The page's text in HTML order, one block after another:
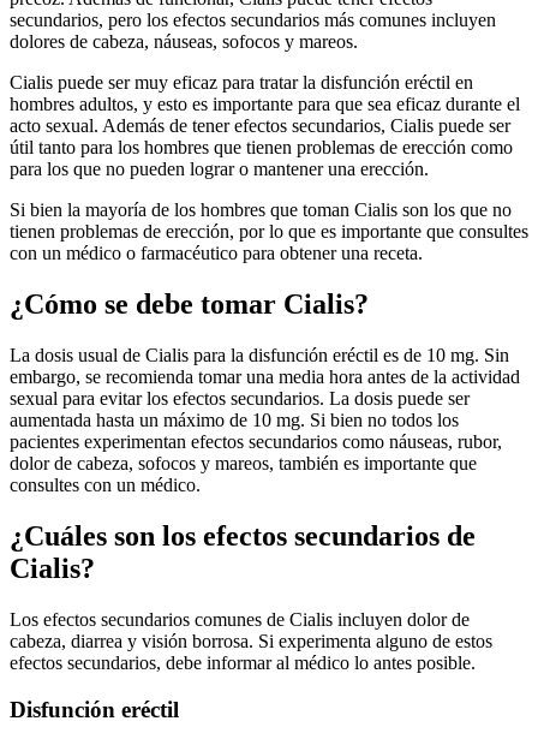
secundarios, pero los efectos secundarios más comunes incluyen
dolores de cabeza, náuseas, sofocos y mareos.
Cialis puede ser muy eficaz para tratar la disfunción eréctil en
hombres adultos, y esto es importante para que sea eficaz durante el
acto sexual. Además de tener efectos secundarios, Cialis puede ser
útil tanto para los hombres que tienen problemas de erección como
para los que no pueden lograr o mantener una erección.
Si bien la mayoría de los hombres que toman Cialis son los que no
tienen problemas de erección, por lo que es importante que consultes
con un médico o farmacéutico para obtener una receta.
¿Cómo se debe tomar Cialis?
La dosis usual de Cialis para la disfunción eréctil es de 10 mg. Sin
embargo, se recomienda tomar una media hora antes de la actividad
sexual para evitar los efectos secundarios. La dosis puede ser
aumentada hasta un máximo de 10 mg. Si bien no todos los
pacientes experimentan efectos secundarios como náuseas, rubor,
dolor de cabeza, sofocos y mareos, también es importante que
consultes con un médico.
¿Cuáles son los efectos secundarios de
Cialis?
Los efectos secundarios comunes de Cialis incluyen dolor de
cabeza, diarrea y visión borrosa. Si experimenta alguno de estos
efectos secundarios, debe informar al médico lo antes posible.
Disfunción eréctil